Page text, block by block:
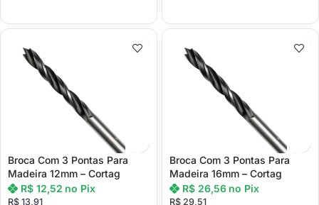
Broca Com 3 Pontas Para
Madeira 12mm – Cortag
R$ 13,91
R$12,52 no Pix
Broca Com 3 Pontas Para
Madeira 16mm – Cortag
R$ 29,51
R$26,56 no Pix